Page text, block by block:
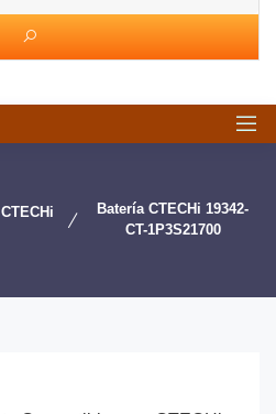
CTECHi
Batería CTECHi 19342-
CT-1P3S21700